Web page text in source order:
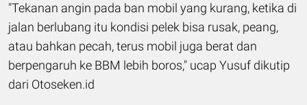
"Tekanan angin pada ban mobil yang kurang, ketika di
jalan berlubang itu kondisi pelek bisa rusak, peang,
atau bahkan pecah, terus mobil juga berat dan
berpengaruh ke BBM lebih boros," ucap Yusuf dikutip
dari Otoseken.id